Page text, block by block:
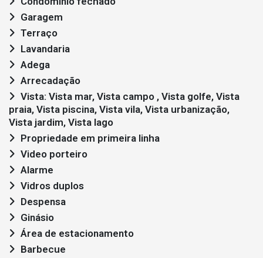
Garagem
Terraço
Lavandaria
Adega
Arrecadação
praia, Vista piscina, Vista vila, Vista urbanização,
Vista jardim, Vista lago
Propriedade em primeira linha
Video porteiro
Alarme
Vidros duplos
Despensa
Ginásio
Área de estacionamento
Barbecue